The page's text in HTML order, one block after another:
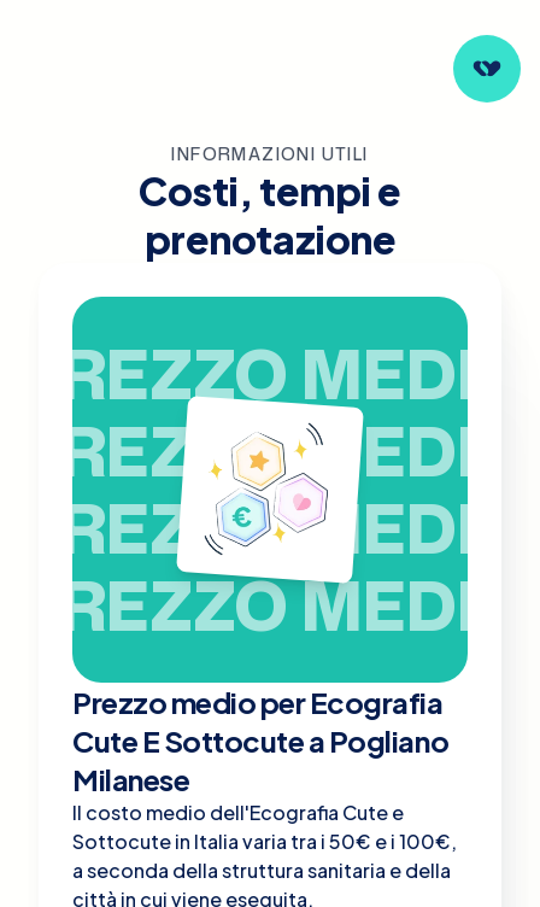
INFORMAZIONI UTILI
Costi, tempi e
prenotazione
PREZZO MEDIO
PREZZO MEDIO
PREZZO MEDIO
PREZZO MEDIO
Prezzo medio per Ecografia
Cute E Sottocute a Pogliano
Milanese
Il costo medio dell'Ecografia Cute e
Sottocute in Italia varia tra i 50€ e i 100€,
a seconda della struttura sanitaria e della
città in cui viene eseguita.